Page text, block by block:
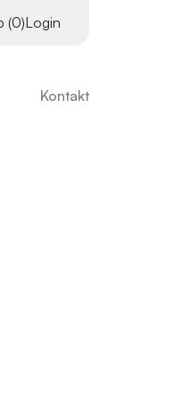
(0)Login
Kontakt